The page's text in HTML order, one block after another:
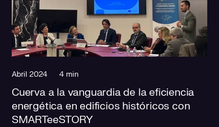
Abril 2024 4 min
Cuerva a la vanguardia de la eficiencia
energética en edificios históricos con
SMARTeeSTORY